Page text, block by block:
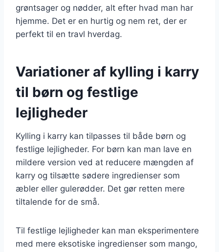
grøntsager og nødder, alt efter hvad man har
hjemme. Det er en hurtig og nem ret, der er
perfekt til en travl hverdag.
Variationer af kylling i karry
til børn og festlige
lejligheder
Kylling i karry kan tilpasses til både børn og
festlige lejligheder. For børn kan man lave en
mildere version ved at reducere mængden af
karry og tilsætte sødere ingredienser som
æbler eller gulerødder. Det gør retten mere
tiltalende for de små.
Til festlige lejligheder kan man eksperimentere
med mere eksotiske ingredienser som mango,